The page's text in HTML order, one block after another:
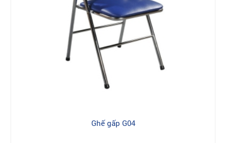
Ghế gấp G04